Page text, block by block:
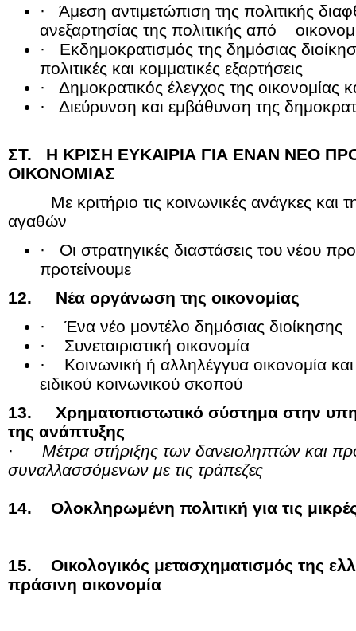
· Άμεση αντιμετώπιση της πολιτικής
ανεξαρτησίας της πολιτικής από
· Εκδημοκρατισμός της δημόσιας
πολιτικές και κομματικές εξαρτήσεις
· Δημοκρατικός έλεγχος της οικονομίας
· Διεύρυνση και εμβάθυνση της
ΣΤ. Η ΚΡΙΣΗ ΕΥΚΑΙΡΙΑ ΓΙΑ ΕΝΑΝ ΝΕΟ
ΟΙΚΟΝΟΜΙΑΣ
Με κριτήριο τις κοινωνικές ανάγκες και
αγαθών
· Οι στρατηγικές διαστάσεις του νέου
προτείνουμε
12. Νέα οργάνωση της οικονομίας
· Ένα νέο μοντέλο δημόσιας διοίκησης
· Συνεταιριστική οικονομία
· Κοινωνική ή αλληλέγγυα οικονομία και
ειδικού κοινωνικού σκοπού
13. Χρηματοπιστωτικό σύστημα στην
της ανάπτυξης
· Μέτρα στήριξης των δανειοληπτών και
συναλλασσόμενων με τις τράπεζες
14. Ολοκληρωμένη πολιτική για τις μικρές
15. Οικολογικός μετασχηματισμός της
πράσινη οικονομία